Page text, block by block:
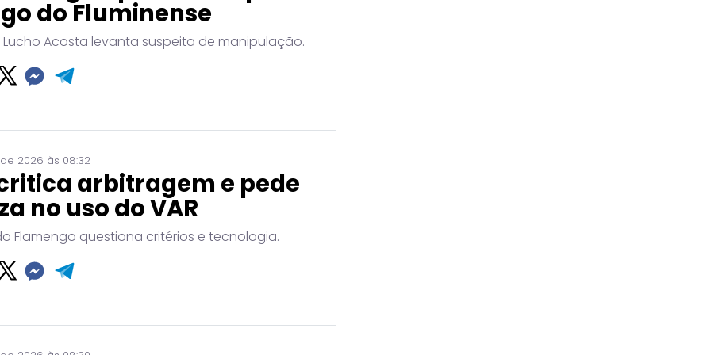
do Fluminense
Acosta levanta suspeita de manipulação.
2026 às 08:32
arbitragem e pede
no uso do VAR
Flamengo questiona critérios e tecnologia.